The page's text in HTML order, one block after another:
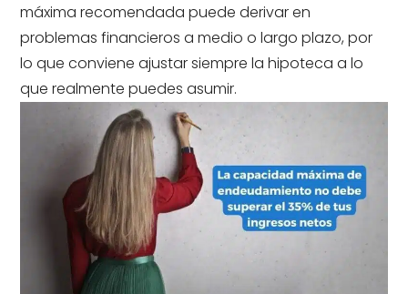
máxima recomendada puede derivar en
problemas financieros a medio o largo plazo, por
lo que conviene ajustar siempre la hipoteca a lo
que realmente puedes asumir.